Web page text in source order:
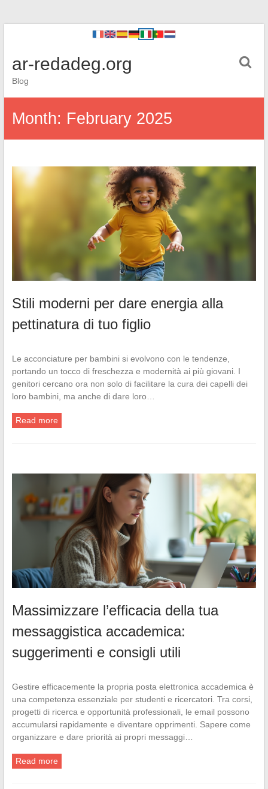
ar-redadeg.org
Blog
Month: February 2025
Stili moderni per dare energia alla
pettinatura di tuo figlio
Le acconciature per bambini si evolvono con le tendenze,
portando un tocco di freschezza e modernità ai più giovani. I
genitori cercano ora non solo di facilitare la cura dei capelli dei
loro bambini, ma anche di dare loro…
Read more
Massimizzare l’efficacia della tua
messaggistica accademica:
suggerimenti e consigli utili
Gestire efficacemente la propria posta elettronica accademica è
una competenza essenziale per studenti e ricercatori. Tra corsi,
progetti di ricerca e opportunità professionali, le email possono
accumularsi rapidamente e diventare opprimenti. Sapere come
organizzare e dare priorità ai propri messaggi…
Read more